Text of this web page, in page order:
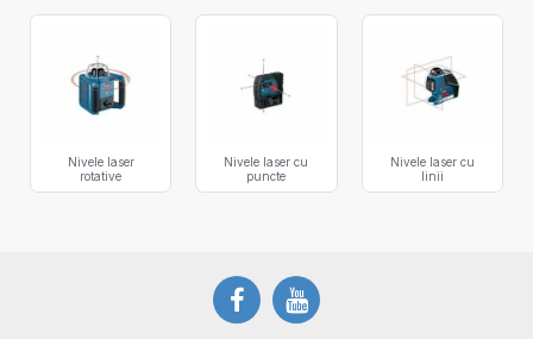
Nivele laser
rotative
Nivele laser cu
puncte
Nivele laser cu
linii